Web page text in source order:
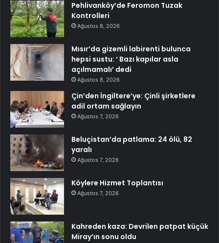
Pehlivanköy’de Feromon Tuzak
Kontrolleri
Ağustos 8, 2026
Mısır’da gizemli labirenti bulunca
hepsi sustu: ‘ Bazı kapılar asla
açılmamalı’ dedi
Ağustos 8, 2026
Çin’den İngiltere’ye: Çinli şirketlere
adil ortam sağlayın
Ağustos 7, 2026
Beluçistan’da patlama: 24 ölü, 82
yaralı
Ağustos 7, 2026
Köylere Hizmet Toplantısı
Ağustos 7, 2026
Kahreden kaza: Devrilen patpat küçük
Miray’ın sonu oldu